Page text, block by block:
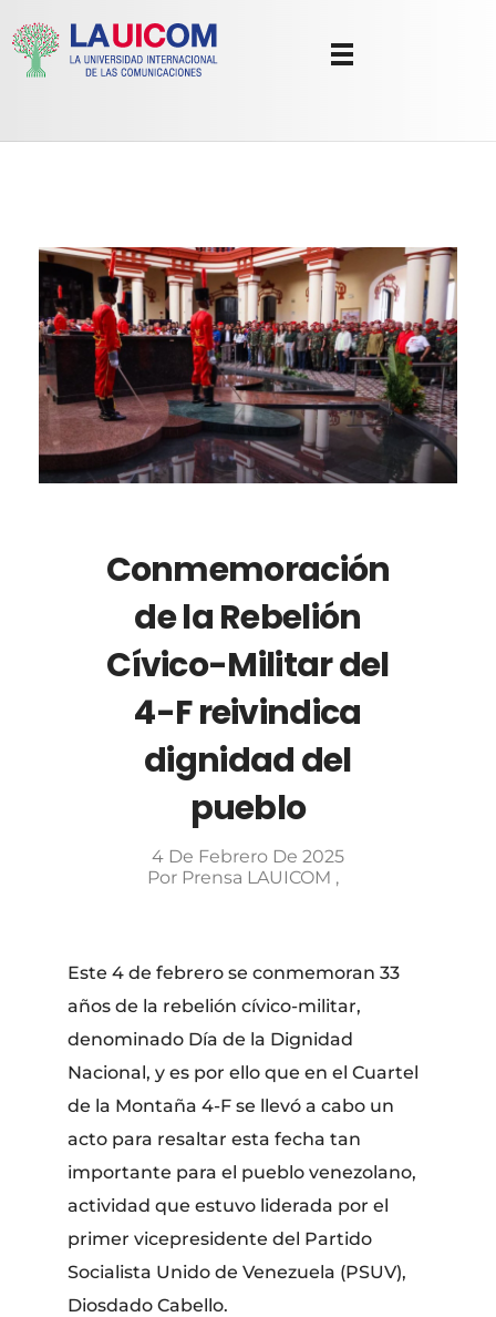
Conmemoración
de la Rebelión
Cívico-Militar del
4-F reivindica
dignidad del
pueblo
4 De Febrero De 2025
Por Prensa LAUICOM
Este 4 de febrero se conmemoran 33
años de la rebelión cívico-militar,
denominado Día de la Dignidad
Nacional, y es por ello que en el Cuartel
de la Montaña 4-F se llevó a cabo un
acto para resaltar esta fecha tan
importante para el pueblo venezolano,
actividad que estuvo liderada por el
primer vicepresidente del Partido
Socialista Unido de Venezuela (PSUV),
Diosdado Cabello.